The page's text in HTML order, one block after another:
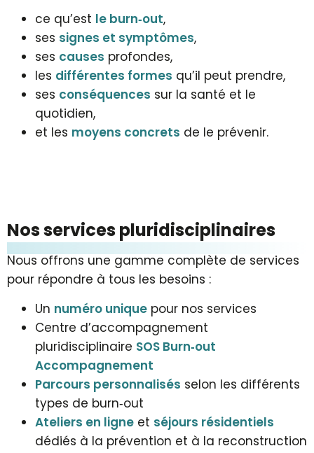
ce qu’est le burn‑out,
ses signes et symptômes,
ses causes profondes,
les différentes formes qu’il peut prendre,
ses conséquences sur la santé et le
quotidien,
et les moyens concrets de le prévenir.
Nos services plu­ri­dis­ci­pli­nai­res
Nous offrons une gamme complète de services
pour répondre à tous les besoins :
Un numéro unique pour nos services
Centre d’accompagnement
pluridisciplinaire SOS Burn‑out
Accompagnement
Parcours personnalisés selon les différents
types de burn‑out
Ateliers en ligne et séjours résidentiels
dédiés à la prévention et à la reconstruction